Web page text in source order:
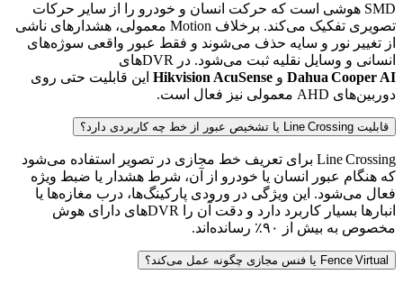
SMD هوشی است که حرکت انسان و خودرو را از سایر حرکات
تصویری تفکیک می‌کند. برخلاف Motion معمولی، هشدارهای ناشی
از تغییر نور و سایه حذف می‌شوند و فقط عبور واقعی سوژه‌های
انسانی و وسایل نقلیه ثبت می‌شود. در DVRهای
Dahua Cooper AI و Hikvision AcuSense این قابلیت حتی روی
دوربین‌های AHD معمولی نیز فعال است.
قابلیت Line Crossing یا تشخیص عبور از خط چه کاربردی دارد؟
Line Crossing برای تعریف خط مجازی در تصویر استفاده می‌شود
که هنگام عبور انسان یا خودرو از آن، شرط هشدار یا ضبط ویژه
فعال می‌شود. این ویژگی در ورودی پارکینگ‌ها، درب مغازه‌ها یا
انبارها بسیار کاربرد دارد و دقت آن را DVRهای دارای هوش
مخصوص به بیش از ۹۰٪ رسانده‌اند.
Fence Virtual یا فنس مجازی چگونه عمل می‌کند؟